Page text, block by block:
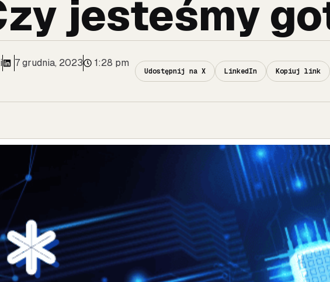
jesteśmy
7 grudnia, 2023 1:28 pm
Udostępnij na X LinkedIn Kopiuj link